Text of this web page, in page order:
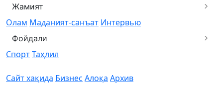
Жамият
Олам Маданият-санъат Интервью
Фойдали
СпортТаҳлил
Сайт хақида Бизнес Алоқа Архив